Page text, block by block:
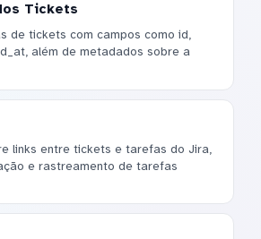
Tickets
de tickets com campos como id,
além de metadados sobre a
links entre tickets e tarefas do Jira,
e rastreamento de tarefas